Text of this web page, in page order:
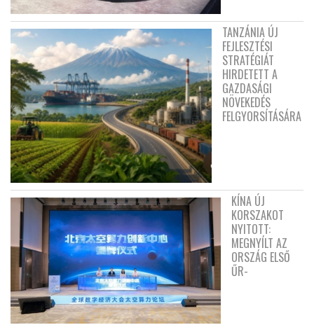
TANZÁNIA ÚJ
FEJLESZTÉSI
STRATÉGIÁT
HIRDETETT A
GAZDASÁGI
NÖVEKEDÉS
FELGYORSÍTÁSÁRA
KÍNA ÚJ
KORSZAKOT
NYITOTT:
MEGNYÍLT AZ
ORSZÁG ELSŐ
ŰR-